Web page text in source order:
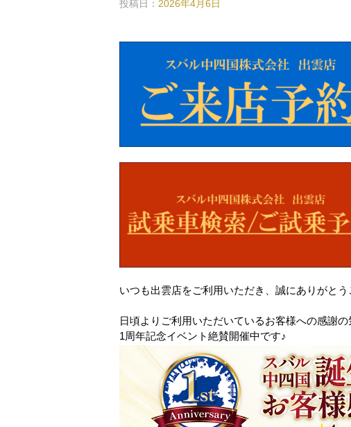
投稿日： 2026年4月6日
いつも出雲店をご利用いただき、誠にありがとう
日頃よりご利用いただいているお客様への感謝の
1周年記念イベント絶賛開催中です♪